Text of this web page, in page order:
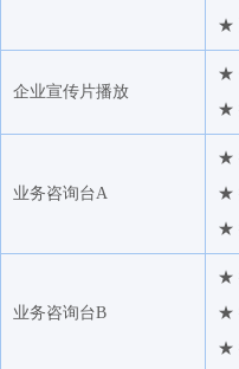
浙江宇丰机
杜邦贸易(上
上海路永国际
阳煤化工股份有
中博实业
江苏省陶瓷进出口
扬
上海木利实
★
企业宣传片播放
★
★
业务咨询台A
★
★
★
业务咨询台B
★
★
★